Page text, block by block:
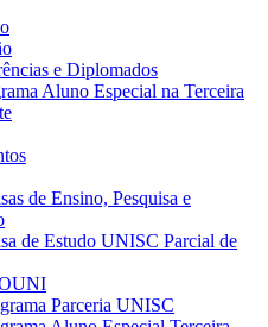
e Diplomados
Aluno Especial na Terceira
de Ensino, Pesquisa e
de Estudo UNISC Parcial de
Parceria UNISC